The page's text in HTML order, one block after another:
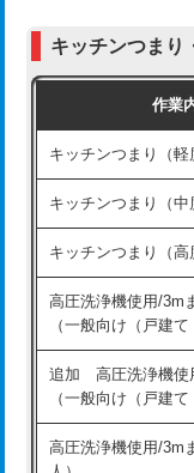
管・ポリ管・HT管
排水管工事（土の掘
排水管工事（排水管
排水管工事（追加
マス交換（深さ50㎝
マス交換（深さ50
コンクリート斫り（
式・ワンホール）)
交換・取付(排水栓
持込商品取付（単
持込商品取付（混合
キッチンつまり
作業
キッチンつまり（軽
キッチンつまり（中
キッチンつまり（高
高圧洗浄機使用/3m
（一般向け（戸建て
追加 高圧洗浄機使
（一般向け（戸建て
高圧洗浄機使用/3m